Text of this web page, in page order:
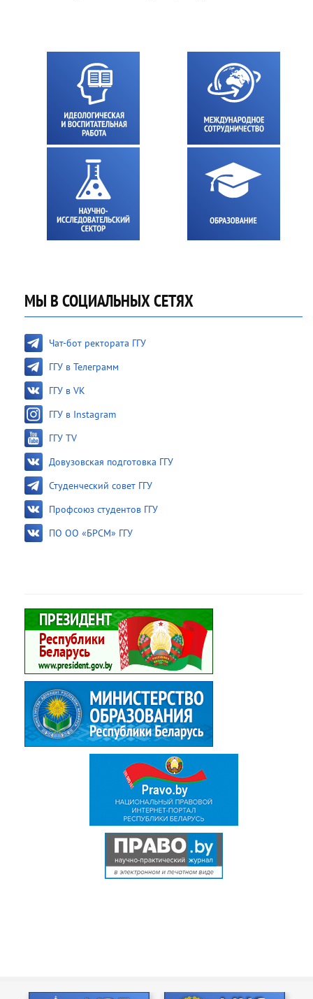
МЫ В СОЦИАЛЬНЫХ СЕТЯХ
Чат-бот ректората ГГУ
ГГУ в Телеграмм
ГГУ в VK
ГГУ в Instagram
ГГУ TV
Довузовская подготовка ГГУ
Студенческий совет ГГУ
Профсоюз студентов ГГУ
ПО ОО «БРСМ» ГГУ